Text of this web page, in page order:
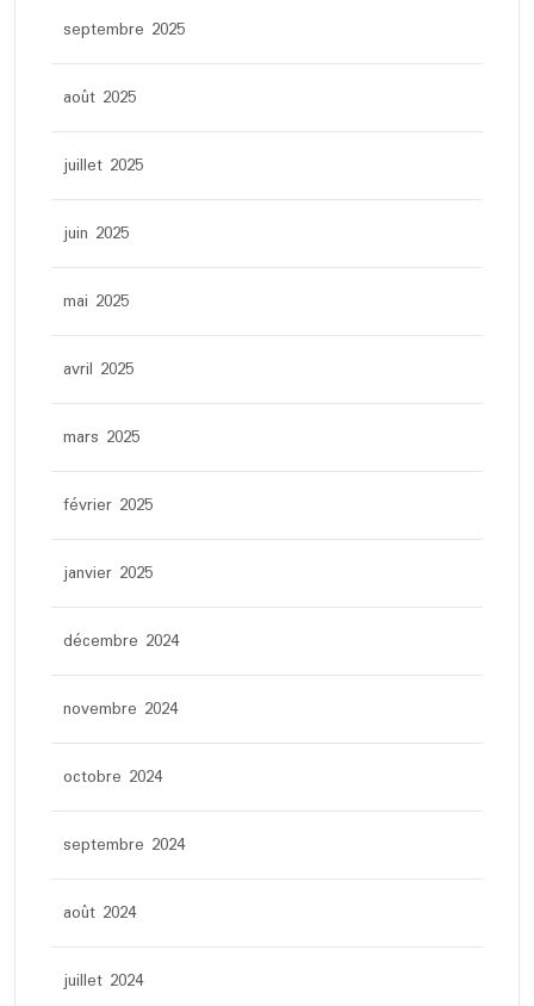
septembre 2025
août 2025
juillet 2025
juin 2025
mai 2025
avril 2025
mars 2025
février 2025
janvier 2025
décembre 2024
novembre 2024
octobre 2024
septembre 2024
août 2024
juillet 2024